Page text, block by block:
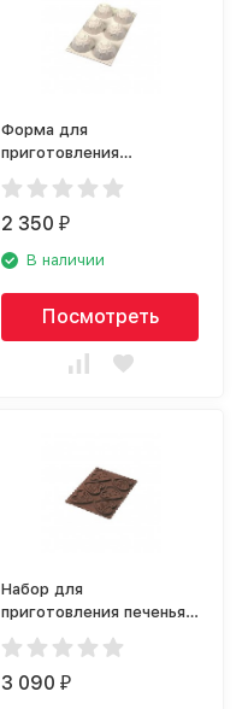
Форма для
приготовления
пирожных Silikomart Mini
Gemma 26.246.13.0065
2 350₽
В наличии
Посмотреть
Набор для
приготовления печенья
Silikomart Cookie Love
22.166.77.0065
3 090₽